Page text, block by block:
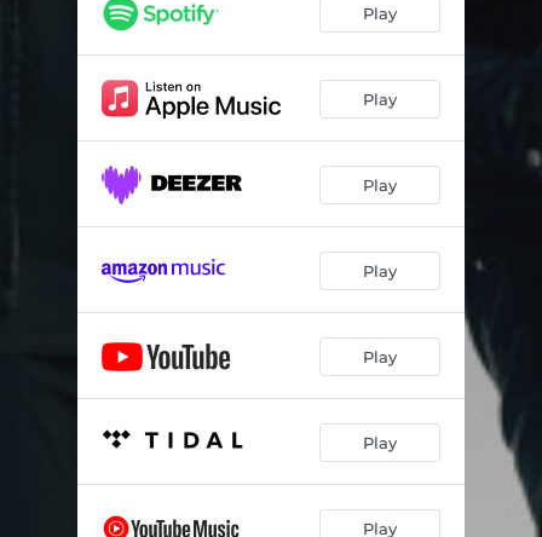
Play
Play
Play
Play
Play
Play
Play